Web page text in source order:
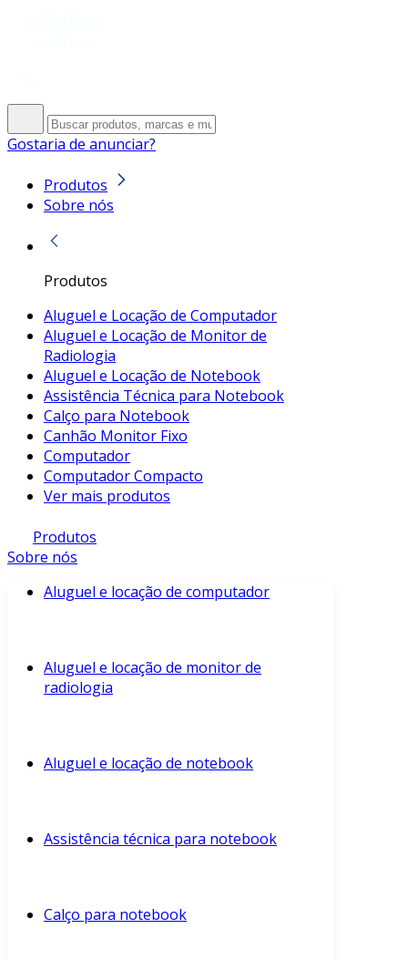
Gostaria de anunciar?
Produtos
Sobre nós
Produtos
Aluguel e Locação de Computador
Aluguel e Locação de Monitor de
Radiologia
Aluguel e Locação de Notebook
Assistência Técnica para Notebook
Calço para Notebook
Canhão Monitor Fixo
Computador
Computador Compacto
Ver mais produtos
Produtos
Sobre nós
Aluguel e locação de computador
Aluguel e locação de monitor de
radiologia
Aluguel e locação de notebook
Assistência técnica para notebook
Calço para notebook